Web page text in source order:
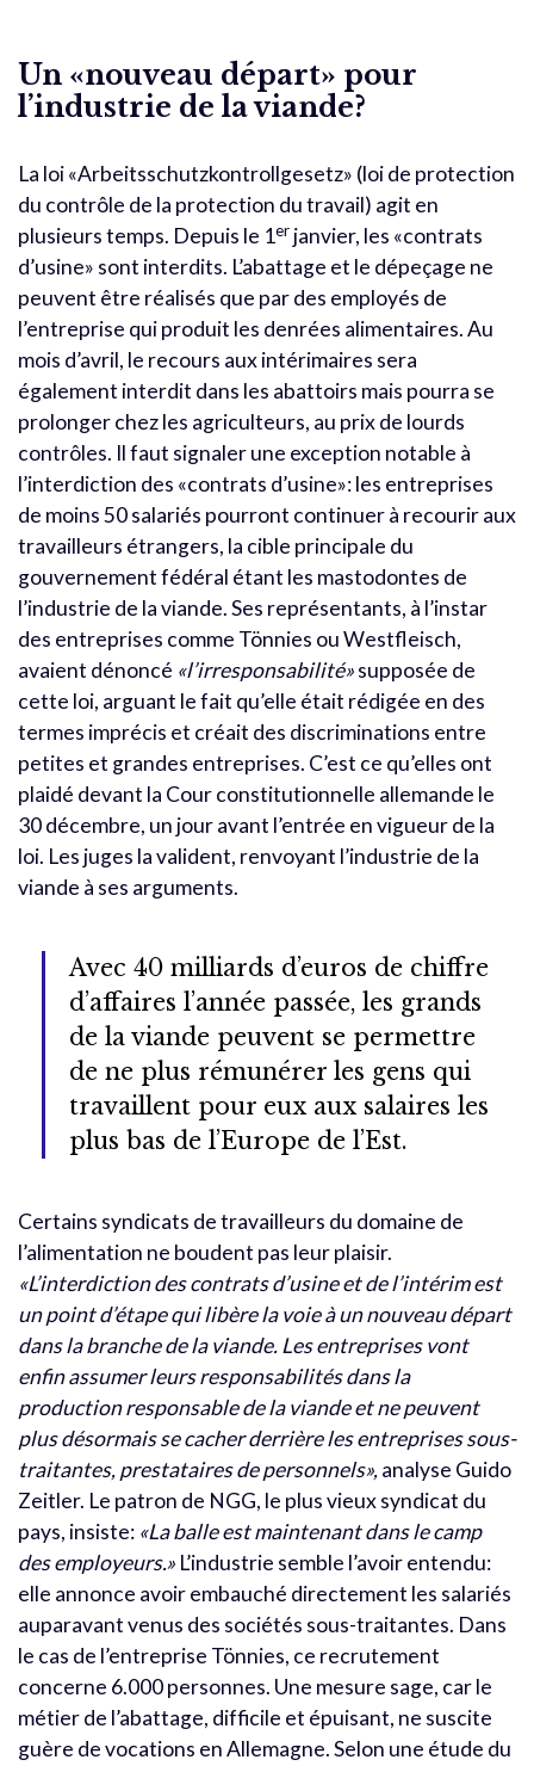
Un «nouveau départ» pour
l’industrie de la viande?
La loi «Arbeitsschutzkontrollgesetz» (loi de protection
du contrôle de la protection du travail) agit en
plusieurs temps. Depuis le 1er janvier, les «contrats
d’usine» sont interdits. L’abattage et le dépeçage ne
peuvent être réalisés que par des employés de
l’entreprise qui produit les denrées alimentaires. Au
mois d’avril, le recours aux intérimaires sera
également interdit dans les abattoirs mais pourra se
prolonger chez les agriculteurs, au prix de lourds
contrôles. Il faut signaler une exception notable à
l’interdiction des «contrats d’usine»: les entreprises
de moins 50 salariés pourront continuer à recourir aux
travailleurs étrangers, la cible principale du
gouvernement fédéral étant les mastodontes de
l’industrie de la viande. Ses représentants, à l’instar
des entreprises comme Tönnies ou Westfleisch,
avaient dénoncé «l’irresponsabilité»supposée de
cette loi, arguant le fait qu’elle était rédigée en des
termes imprécis et créait des discriminations entre
petites et grandes entreprises. C’est ce qu’elles ont
plaidé devant la Cour constitutionnelle allemande le
30 décembre, un jour avant l’entrée en vigueur de la
loi. Les juges la valident, renvoyant l’industrie de la
viande à ses arguments.
Avec 40 milliards d’euros de chiffre
d’affaires l’année passée, les grands
de la viande peuvent se permettre
de ne plus rémunérer les gens qui
travaillent pour eux aux salaires les
plus bas de l’Europe de l’Est.
Certains syndicats de travailleurs du domaine de
l’alimentation ne boudent pas leur plaisir.
«L’interdiction des contrats d’usine et de l’intérim est
un point d’étape qui libère la voie à un nouveau départ
dans la branche de la viande. Les entreprises vont
enfin assumer leurs responsabilités dans la
production responsable de la viande et ne peuvent
plus désormais se cacher derrière les entreprises sous-
traitantes, prestataires de personnels»,analyse Guido
Zeitler. Le patron de NGG, le plus vieux syndicat du
pays, insiste: «La balle est maintenant dans le camp
des employeurs.» L’industrie semble l’avoir entendu:
elle annonce avoir embauché directement les salariés
auparavant venus des sociétés sous-traitantes. Dans
le cas de l’entreprise Tönnies, ce recrutement
concerne 6.000 personnes. Une mesure sage, car le
métier de l’abattage, difficile et épuisant, ne suscite
guère de vocations en Allemagne. Selon une étude du